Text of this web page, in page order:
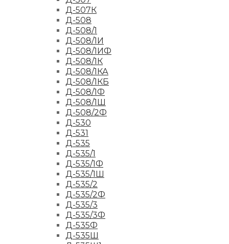
Д-507К
Д-508
Д-508/1
Д-508/1И
Д-508/1ИФ
Д-508/1К
Д-508/1КА
Д-508/1КБ
Д-508/1Ф
Д-508/1Ш
Д-508/2Ф
Д-530
Д-531
Д-535
Д-535/1
Д-535/1Ф
Д-535/1Ш
Д-535/2
Д-535/2Ф
Д-535/3
Д-535/3Ф
Д-535Ф
Д-535Ш